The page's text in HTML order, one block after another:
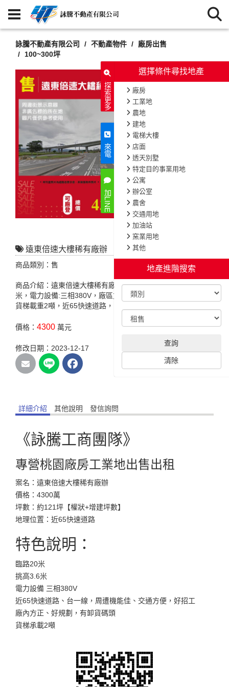
選擇條件尋找地產
廠房
工業地
農地
建地
電梯大樓
店面
透天別墅
特定目的事業用地
公寓
辦公室
農舍
交通用地
加油站
窯業用地
其他
地產進階搜索
查詢
清除
探索更多
來電
加LINE
詠騰不動產有限公司 不動產物件
廠房出售
100~300坪
遠東倍速大樓稀有廠辦
商品類別：售
商品介紹：遠東倍速大樓稀有廠辦，正臨20米路，廠區挑高3.6
米，電力設備:三相380V，廠區方正備有碼頭，方便卸貨停車，
貨梯載重2噸，近65快速道路，台一線，交通便利。
價格： 4300 萬元
修改日期：2023-12-17
詳細介紹 其他說明 發信詢問
《詠騰工商團隊》
專營桃園廠房工業地出售出租
案名：遠東倍速大樓稀有廠辦
價格：4300萬
坪數：約121坪【權狀+增建坪數】
地理位置：近65快速道路
特色說明：
臨路20米
挑高3.6米
電力設備 三相380V
近65快速道路、台一線，周遭機能佳、交通方便，好招工
廠內方正、好規劃，有卸貨碼頭
貨梯承載2噸